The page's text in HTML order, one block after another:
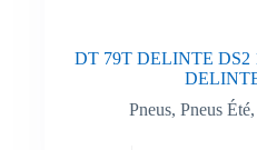
DT 79T DELINTE DS2
Pneus, Pneus Été,